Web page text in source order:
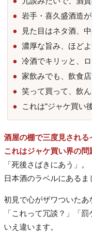
岩手・喜久盛酒造
見た目はネタ酒、
濃厚な旨み、ほど
冷酒でキリッと、
家飲みでも、飲食
笑って買って、飲ん
これは“ジャケ買い
酒屋の棚で三度見される
これはジャケ買い界の問
「死後さばきにあう」。
日本酒のラベルにあるま
初見で心がザワついたあ
「これって冗談？」「罰
いえ違います。